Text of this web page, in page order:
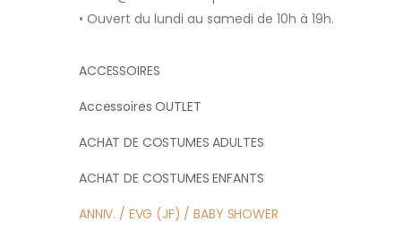
• Ouvert du lundi au samedi de 10h à 19h.
ACCESSOIRES
Accessoires OUTLET
ACHAT DE COSTUMES ADULTES
ACHAT DE COSTUMES ENFANTS
ANNIV. / EVG (JF) / BABY SHOWER